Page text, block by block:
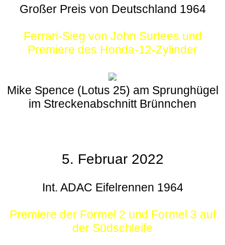
Großer Preis von Deutschland 1964
Ferrari-Sieg von John Surtees und
Premiere des Honda-12-Zylinder
Mike Spence (Lotus 25) am Sprunghügel
im Streckenabschnitt Brünnchen
5. Februar 2022
Int. ADAC Eifelrennen 1964
Premiere der Formel 2 und Formel 3 auf
der Südschleife